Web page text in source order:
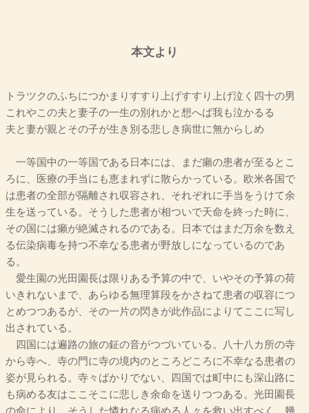
本文より
トラツクのふちにつかまりすすり上げすすり上げ泣く四十の男
これやこの夫と妻子の一生の別れかと想へば我も泣かるる
夫と妻が親とその子が生き別る悲しき病世に無からしめ
一等国中の一等国である日本には、まだ癩の患者が至るとこ
ろに、医療の手当にも恵まれずに散らかっている。欧米各国で
は患者の全部が隔離され収容され、それぞれに手当をうけて余
生を送っている。そうした患者が相ついで天命を終った時に、
その国には癩が絶滅されるのである。日本ではまだ万余を数え
る伝染病毒を持つ不幸なる患者が野放しになっているのであ
る。
愛生園の光田園長は限りある予算の中で、いやその予算の荷
いきれないまで、あらゆる無理算段をかさねて患者の収容につ
とめつつあるが、その一片の閃きが此作品によりてここに写し
出されている。
四国には遍路の旅の鉦の音がつづいている。八十八カ所の寺
から寺へ、寺の門に寺の境内のところどころに不幸なる患者の
姿が見られる。寺々ばかりでない、四国では町中にも深山路に
も病める友はここそこに悲しき余命を送りつつある。光田園長